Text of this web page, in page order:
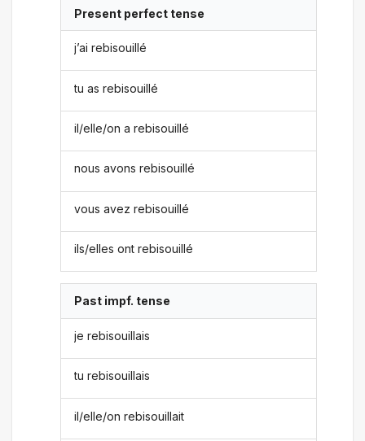
Present perfect tense
j’ai rebisouillé
tu as rebisouillé
il/elle/on a rebisouillé
nous avons rebisouillé
vous avez rebisouillé
ils/elles ont rebisouillé
Past impf. tense
je rebisouillais
tu rebisouillais
il/elle/on rebisouillait